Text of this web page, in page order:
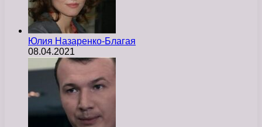
Юлия Назаренко-Благая
08.04.2021